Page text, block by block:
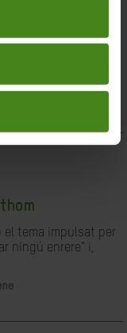
Oxfam Intermón ha
de les causes de
el tema impulsat per
ningú enrere" i,